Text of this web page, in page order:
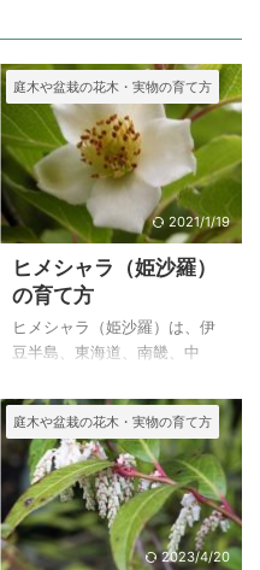
庭木や盆栽の花木・実物の育て方
2021/1/19
ヒメシャラ（姫沙羅）
の育て方
ヒメシャラ（姫沙羅）は、伊
豆半島、東海道、南畿、中
ツバキ科 ナツツバキ属の落
葉高木で高さは１０～２０mに
達します。 庭木に好んでも用
いられ、株立ちで植えられる
ことが多いようです。何本か
寄せて植えたり、育った木を
根元附近から伐って、数本出
庭木や盆栽の花木・実物の育て方
2023/4/20